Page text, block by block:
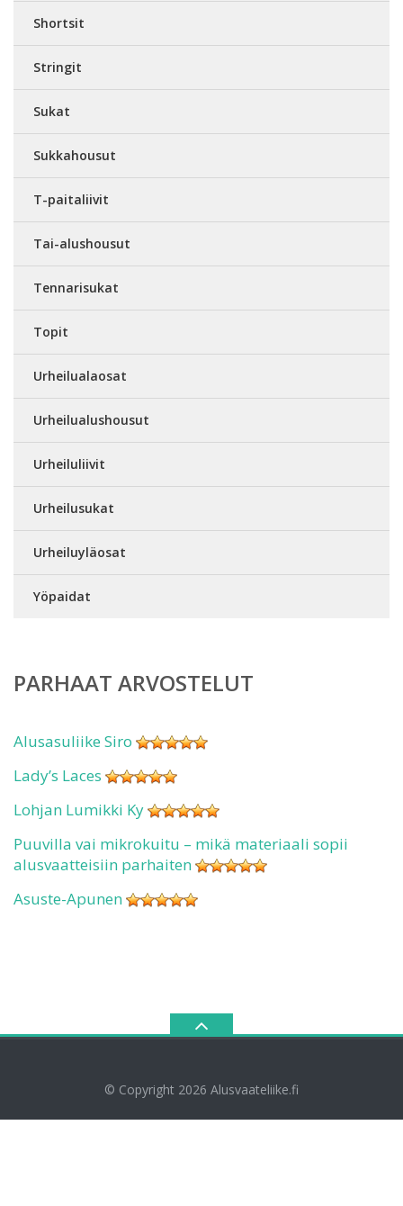
Shortsit
Stringit
Sukat
Sukkahousut
T-paitaliivit
Tai-alushousut
Tennarisukat
Topit
Urheilualaosat
Urheilualushousut
Urheiluliivit
Urheilusukat
Urheiluyläosat
Yöpaidat
PARHAAT ARVOSTELUT
Alusasuliike Siro
Lady’s Laces
Lohjan Lumikki Ky
Puuvilla vai mikrokuitu – mikä materiaali sopii
alusvaatteisiin parhaiten
Asuste-Apunen
© Copyright 2026 Alusvaateliike.fi